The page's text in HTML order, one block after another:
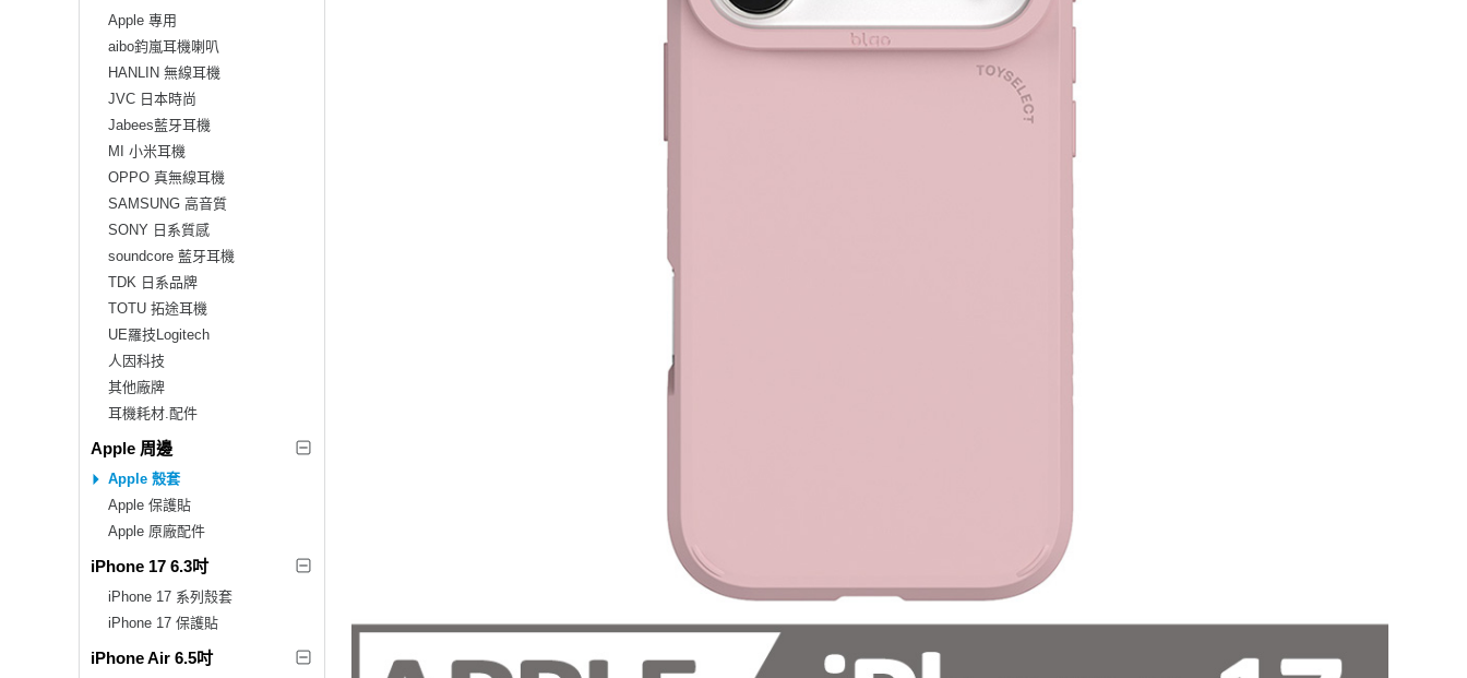
Apple 專用
aibo鈞嵐耳機喇叭
HANLIN 無線耳機
JVC 日本時尚
Jabees藍牙耳機
MI 小米耳機
OPPO 真無線耳機
SAMSUNG 高音質
SONY 日系質感
soundcore 藍牙耳機
TDK 日系品牌
TOTU 拓途耳機
UE羅技Logitech
人因科技
其他廠牌
耳機耗材.配件
Apple 周邊
Apple 殼套
Apple 保護貼
Apple 原廠配件
iPhone 17 6.3吋
iPhone 17 系列殼套
iPhone 17 保護貼
iPhone Air 6.5吋